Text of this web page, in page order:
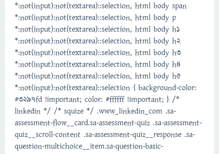
*:not(input):not(textarea)::selection, html body span
*:not(input):not(textarea)::selection, html body p
*:not(input):not(textarea)::selection, html body h1
*:not(input):not(textarea)::selection, html body h2
*:not(input):not(textarea)::selection, html body h3
*:not(input):not(textarea)::selection, html body h4
*:not(input):not(textarea)::selection, html body h5
*:not(input):not(textarea)::selection { background-color:
#3297fd !important; color: #ffffff !important; } /*
linkedin */ /* squize */ .www_linkedin_com .sa-
assessment-flow__card.sa-assessment-quiz .sa-assessment-
quiz__scroll-content .sa-assessment-quiz__response .sa-
question-multichoice__item.sa-question-basic-